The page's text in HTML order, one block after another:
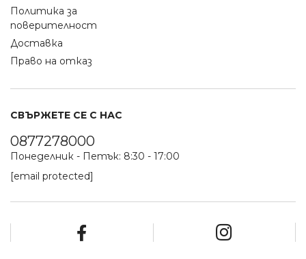
Политика за
поверителност
Доставка
Право на отказ
СВЪРЖЕТЕ СЕ С НАС
0877278000
Понеделник - Петък: 8:30 - 17:00
[email protected]